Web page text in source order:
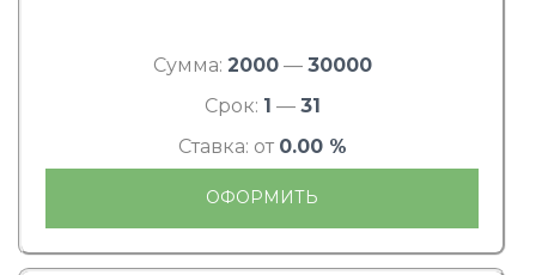
Сумма: 2000— 30000
Срок: 1 — 31
Ставка: от 0.00 %
ОФОРМИТЬ